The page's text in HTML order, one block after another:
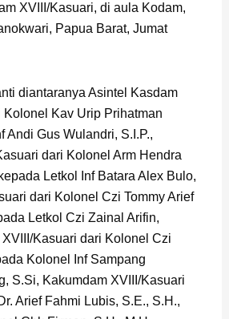
XVIII/Kasuari, di aula Kodam,
Papua Barat, Jumat
diantaranya Asintel Kasdam
Kolonel Kav Urip Prihatman
Andi Gus Wulandri, S.I.P.,
dari Kolonel Arm Hendra
Letkol Inf Batara Alex Bulo,
dari Kolonel Czi Tommy Arief
Letkol Czi Zainal Arifin,
Kasuari dari Kolonel Czi
Kolonel Inf Sampang
S.Si, Kakumdam XVIII/Kasuari
Arief Fahmi Lubis, S.E., S.H.,